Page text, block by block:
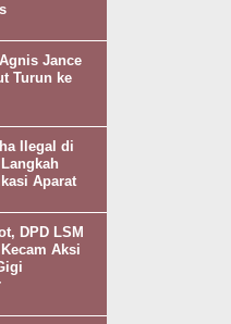
Jance
Turun ke
Ilegal di
Aparat
DPD LSM
Aksi